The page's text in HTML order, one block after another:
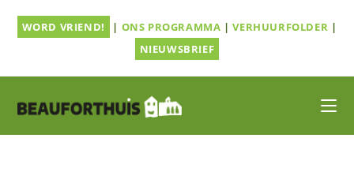
naarWORD VRIEND! | ONS PROGRAMMA |VERHUURFOLDER |
NIEUWSBRIEF